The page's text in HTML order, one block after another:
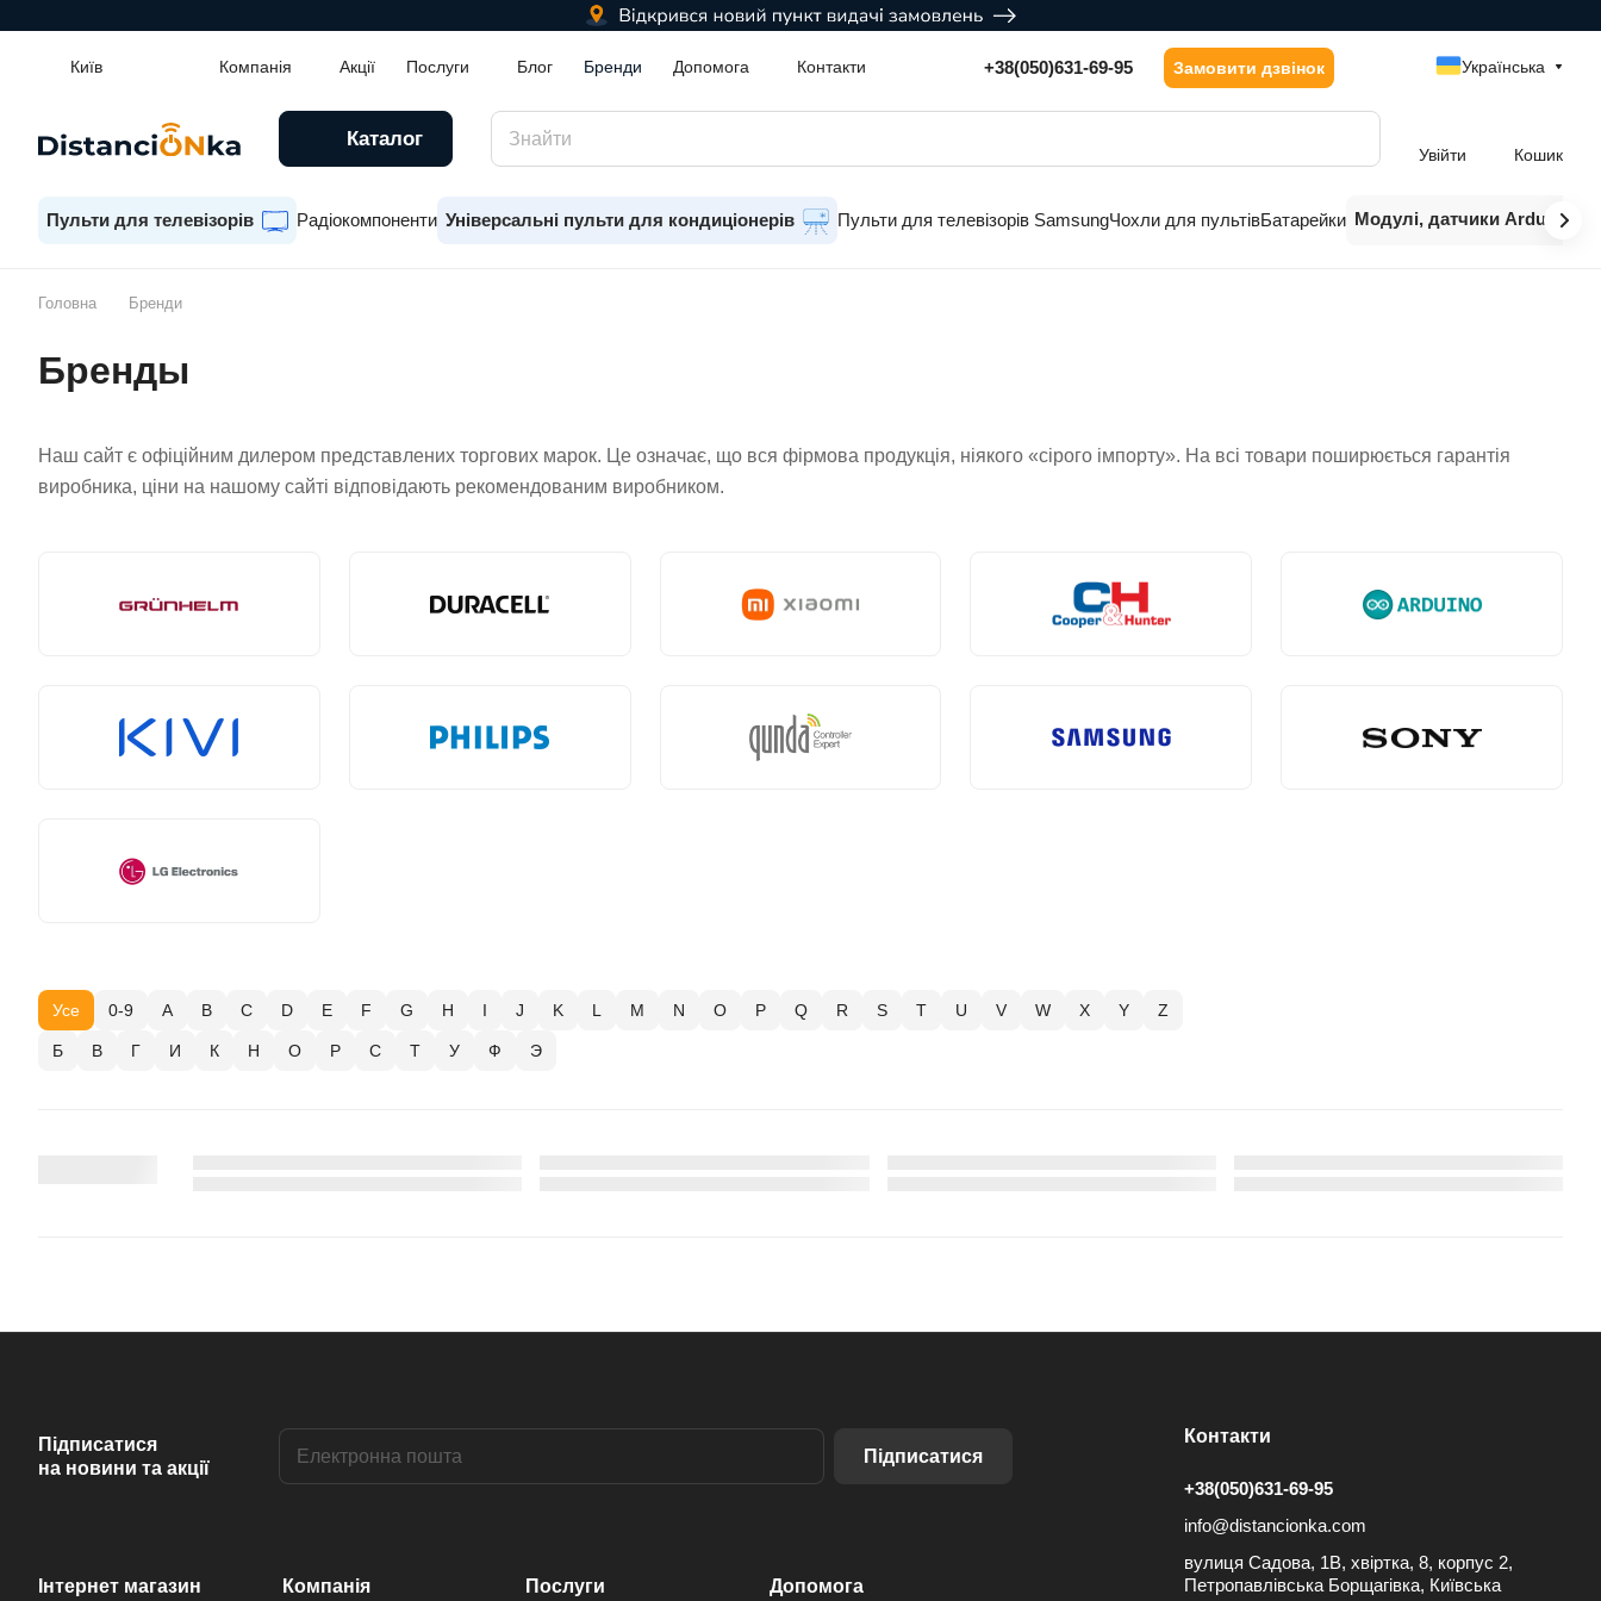
Київ Компанія Акції Послуги Блог Бренди Допомога Контакти +38(050)631-69-95 Замовити дзвінок Українська
Каталог
Увійти Кошик
Пульти для телевізорів Радіокомпоненти Універсальні пульти для кондиціонерів Пульти для телевізорів SamsungЧохли для пультівБатарейки Модулі, датчики Arduino
Головна Бренди
Бренды
Наш сайт є офіційним дилером представлених торгових марок. Це означає, що вся фірмова продукція, ніякого «сірого імпорту». На всі товари поширюється гарантія
виробника, ціни на нашому сайті відповідають рекомендованим виробником.
Усе 0-9 A B C D E F G H I J K L M N O P Q R S T U V W X Y Z
Б В Г И К Н О Р С Т У Ф Э
Підписатися
на новини та акції
Підписатися
Інтернет магазин Компанія Послуги Допомога
Контакти
+38(050)631-69-95
info@distancionka.com
вулиця Садова, 1В, хвіртка, 8, корпус 2,
Петропавлівська Борщагівка, Київська